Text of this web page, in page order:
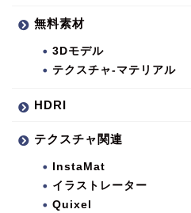
無料素材
3Dモデル
テクスチャ-マテリアル
HDRI
テクスチャ関連
InstaMat
イラストレーター
Quixel